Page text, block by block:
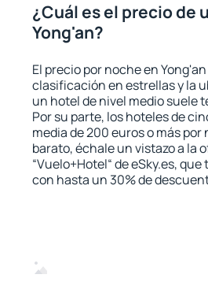
¿Cuál es el precio de
Yong'an?
El precio por noche en
clasificación en estrellas y la
un hotel de nivel medio suele
Por su parte, los hoteles de
media de 200 euros o más
barato, échale un vistazo a la
“Vuelo+Hotel“ de eSky.es,
con hasta un 30% de